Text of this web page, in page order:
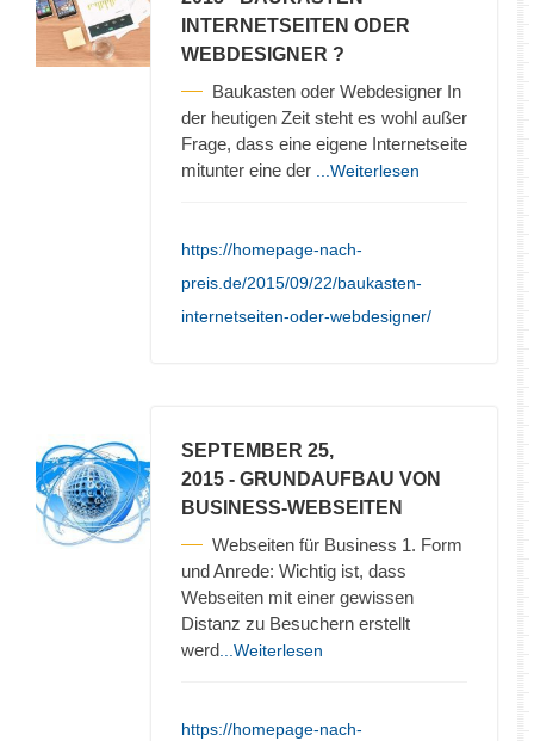
INTERNETSEITEN ODER
WEBDESIGNER ?
Baukasten oder Webdesigner In
der heutigen Zeit steht es wohl außer
Frage, dass eine eigene Internetseite
mitunter eine der
...Weiterlesen
https://homepage-nach-
preis.de/2015/09/22/baukasten-
internetseiten-oder-webdesigner/
SEPTEMBER 25,
2015 - GRUNDAUFBAU VON
BUSINESS-WEBSEITEN
Webseiten für Business 1. Form
und Anrede: Wichtig ist, dass
Webseiten mit einer gewissen
Distanz zu Besuchern erstellt
werd ...Weiterlesen
https://homepage-nach-